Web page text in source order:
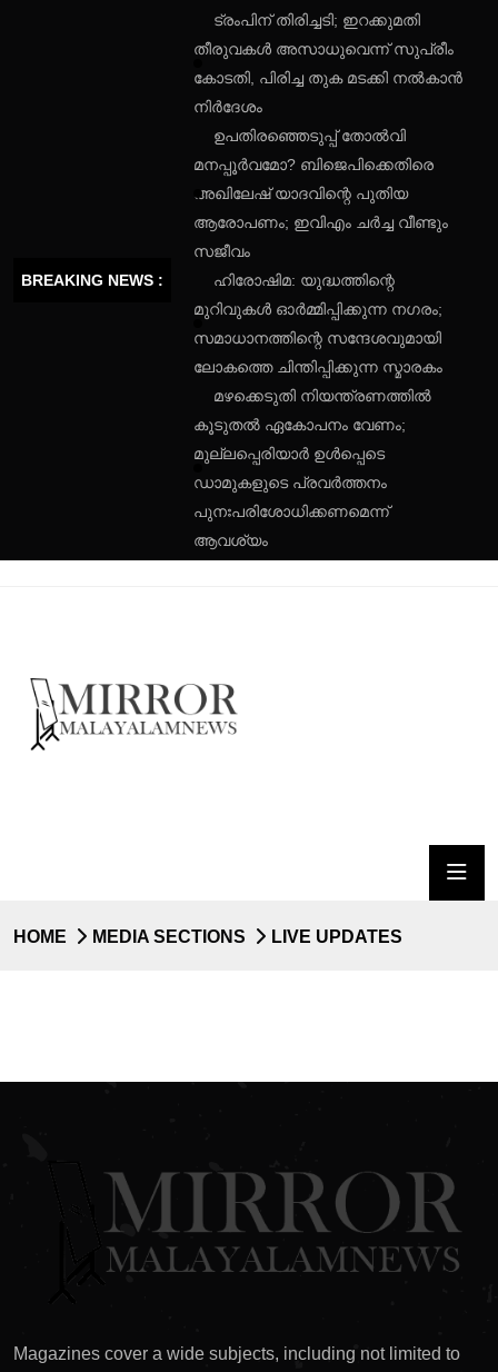
BREAKING NEWS :
ട്രംപിന് തിരിച്ചടി; ഇറക്കുമതി
തീരുവകൾ അസാധുവെന്ന് സുപ്രീം
കോടതി, പിരിച്ച തുക മടക്കി നൽകാൻ
നിർദേശം
ഉപതിരഞ്ഞെടുപ്പ് തോൽവി
മനപ്പൂർവമോ? ബിജെപിക്കെതിരെ
അഖിലേഷ് യാദവിന്റെ പുതിയ
ആരോപണം; ഇവിഎം ചർച്ച വീണ്ടും
സജീവം
ഹിരോഷിമ: യുദ്ധത്തിന്റെ
മുറിവുകൾ ഓർമ്മിപ്പിക്കുന്ന നഗരം;
സമാധാനത്തിന്റെ സന്ദേശവുമായി
ലോകത്തെ ചിന്തിപ്പിക്കുന്ന സ്മാരകം
മഴക്കെടുതി നിയന്ത്രണത്തിൽ
കൂടുതൽ ഏകോപനം വേണം;
മുല്ലപ്പെരിയാർ ഉൾപ്പെടെ
ഡാമുകളുടെ പ്രവർത്തനം
പുനഃപരിശോധിക്കണമെന്ന്
ആവശ്യം
HOME MEDIA SECTIONS LIVE UPDATES
Magazines cover a wide subjects, including not limited to